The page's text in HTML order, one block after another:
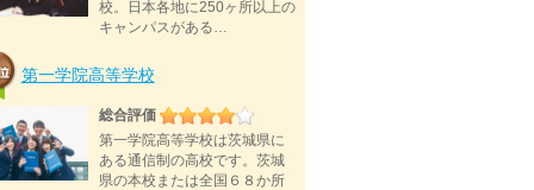
校。日本各地に250ヶ所以上の
キャンパスがある…
第一学院高等学校
総合評価
第一学院高等学校は茨城県に
ある通信制の高校です。茨城
県の本校または全国６８か所